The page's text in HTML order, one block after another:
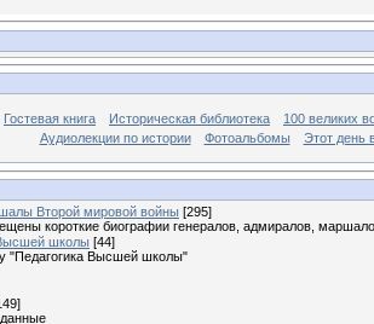
Гостевая книга Историческая библиотека
100 великих
Аудиолекции по истории
Фотоальбомы Этот день
Второй мировой войны [295]
короткие биографии генералов, адмиралов,
Высшей школы [44]
"Педагогика Высшей школы"